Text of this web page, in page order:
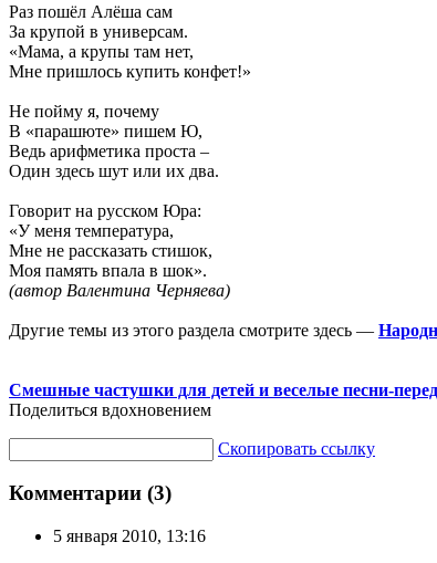
Раз пошёл Алёша сам
За крупой в универсам.
«Мама, а крупы там нет,
Мне пришлось купить конфет!»
Не пойму я, почему
В «парашюте» пишем Ю,
Ведь арифметика проста –
Один здесь шут или их два.
Говорит на русском Юра:
«У меня температура,
Мне не рассказать стишок,
Моя память впала в шок».
(автор Валентина Черняева)
Другие темы из этого раздела смотрите здесь —
Смешные частушки для детей и веселые песни-
Поделиться вдохновением
Скопировать ссылку
Комментарии (3)
5 января 2010, 13:16